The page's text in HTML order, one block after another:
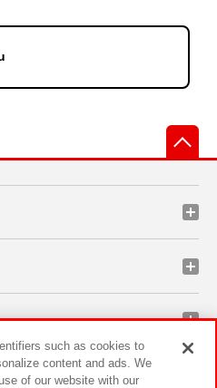
such as cookies to
content and ads. We
of our website with our